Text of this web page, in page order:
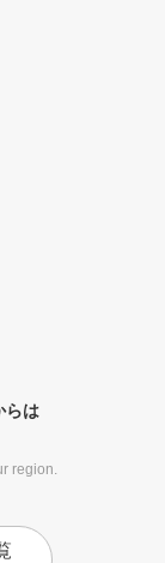
らは
region.